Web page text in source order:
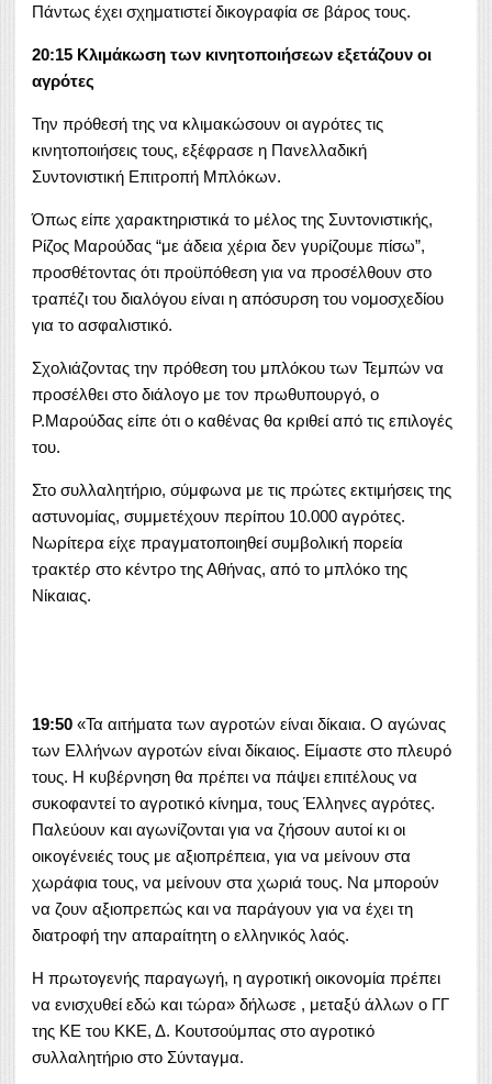
Πάντως έχει σχηματιστεί δικογραφία σε βάρος τους.
20:15 Κλιμάκωση των κινητοποιήσεων εξετάζουν οι
αγρότες
Την πρόθεσή της να κλιμακώσουν οι αγρότες τις
κινητοποιήσεις τους, εξέφρασε η Πανελλαδική
Συντονιστική Επιτροπή Μπλόκων.
Όπως είπε χαρακτηριστικά το μέλος της Συντονιστικής,
Ρίζος Μαρούδας “με άδεια χέρια δεν γυρίζουμε πίσω”,
προσθέτοντας ότι προϋπόθεση για να προσέλθουν στο
τραπέζι του διαλόγου είναι η απόσυρση του νομοσχεδίου
για το ασφαλιστικό.
Σχολιάζοντας την πρόθεση του μπλόκου των Τεμπών να
προσέλθει στο διάλογο με τον πρωθυπουργό, ο
Ρ.Μαρούδας είπε ότι ο καθένας θα κριθεί από τις επιλογές
του.
Στο συλλαλητήριο, σύμφωνα με τις πρώτες εκτιμήσεις της
αστυνομίας, συμμετέχουν περίπου 10.000 αγρότες.
Νωρίτερα είχε πραγματοποιηθεί συμβολική πορεία
τρακτέρ στο κέντρο της Αθήνας, από το μπλόκο της
Νίκαιας.
19:50 «Τα αιτήματα των αγροτών είναι δίκαια. Ο αγώνας
των Ελλήνων αγροτών είναι δίκαιος. Είμαστε στο πλευρό
τους. Η κυβέρνηση θα πρέπει να πάψει επιτέλους να
συκοφαντεί το αγροτικό κίνημα, τους Έλληνες αγρότες.
Παλεύουν και αγωνίζονται για να ζήσουν αυτοί κι οι
οικογένειές τους με αξιοπρέπεια, για να μείνουν στα
χωράφια τους, να μείνουν στα χωριά τους. Να μπορούν
να ζουν αξιοπρεπώς και να παράγουν για να έχει τη
διατροφή την απαραίτητη ο ελληνικός λαός.
Η πρωτογενής παραγωγή, η αγροτική οικονομία πρέπει
να ενισχυθεί εδώ και τώρα» δήλωσε , μεταξύ άλλων ο ΓΓ
της ΚΕ του ΚΚΕ, Δ. Κουτσούμπας στο αγροτικό
συλλαλητήριο στο Σύνταγμα.